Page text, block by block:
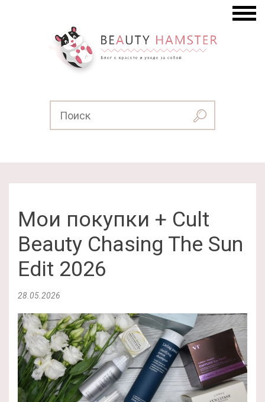
Мои покупки + Cult
Beauty Chasing The Sun
Edit 2026
28.05.2026